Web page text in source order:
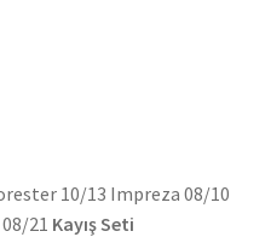
10/13 Impreza 08/10
21 Kayış Seti